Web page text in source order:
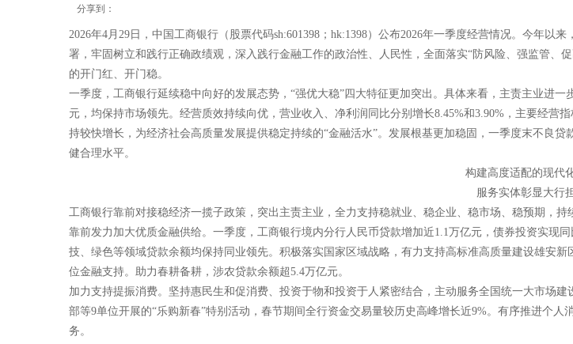
分享到：
2026年4月29日，中国工商银行（股票代码sh:601398；hk:1398）公布2026年一季度经营情况。今年
署，牢固树立和践行正确政绩观，深入践行金融工作的政治性、人民性，全面落实“防风险、强监管、
的开门红、开门稳。
一季度，工商银行延续稳中向好的发展态势，“强优大稳”四大特征更加突出。具体来看，主责主业进
元，均保持市场领先。经营质效持续向优，营业收入、净利润同比分别增长8.45%和3.90%，主要经营
持较快增长，为经济社会高质量发展提供稳定持续的“金融活水”。发展根基更加稳固，一季度末不良
健合理水平。
构建高度适配的现代
服务实体彰显大行
工商银行靠前对接稳经济一揽子政策，突出主责主业，全力支持稳就业、稳企业、稳市场、稳预期，
靠前发力加大优质金融供给。一季度，工商银行境内分行人民币贷款增加近1.1万亿元，债券投资实现
技、绿色等领域贷款余额均保持同业领先。积极落实国家区域战略，有力支持高标准高质量建设雄安
位金融支持。助力春耕备耕，涉农贷款余额超5.4万亿元。
加力支持提振消费。坚持惠民生和促消费、投资于物和投资于人紧密结合，主动服务全国统一大市场
部等9单位开展的“乐购新春”特别活动，春节期间全行资金交易量较历史高峰增长近9%。有序推进个
务。